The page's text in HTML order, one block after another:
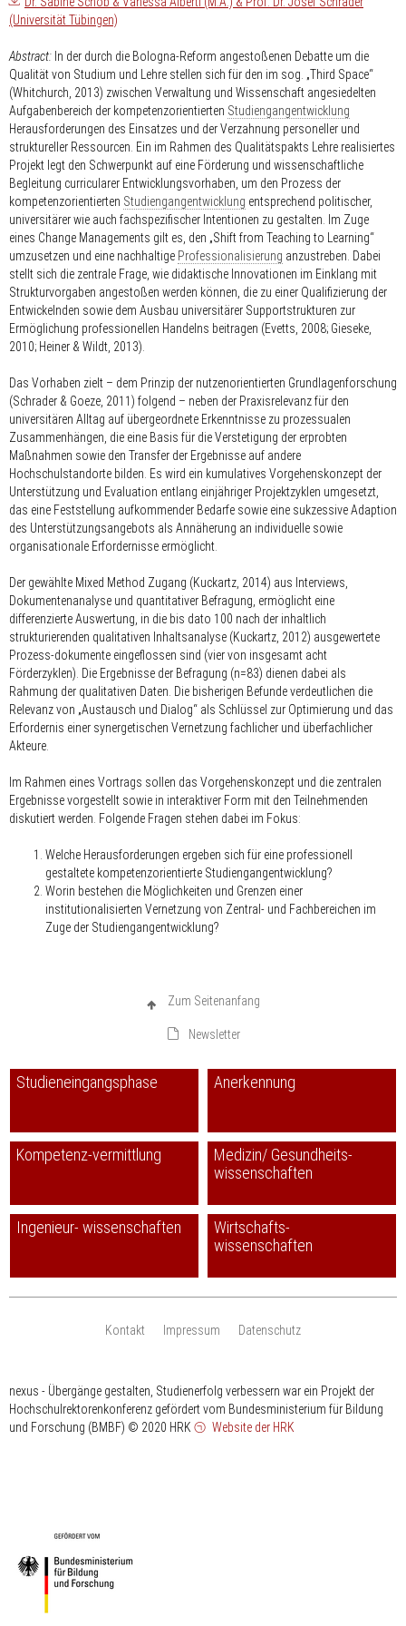
(Universität Tübingen)
Abstract: In der durch die Bologna-Reform angestoßenen Debatte um die
Qualität von Studium und Lehre stellen sich für den im sog. „Third Space“
(Whitchurch, 2013) zwischen Verwaltung und Wissenschaft angesiedelten
Aufgabenbereich der kompetenzorientierten Studiengangentwicklung
Herausforderungen des Einsatzes und der Verzahnung personeller und
struktureller Ressourcen. Ein im Rahmen des Qualitätspakts Lehre realisiertes
Projekt legt den Schwerpunkt auf eine Förderung und wissenschaftliche
Begleitung curricularer Entwicklungsvorhaben, um den Prozess der
kompetenzorientierten Studiengangentwicklung entsprechend politischer,
universitärer wie auch fachspezifischer Intentionen zu gestalten. Im Zuge
eines Change Managements gilt es, den „Shift from Teaching to Learning“
umzusetzen und eine nachhaltige Professionalisierung anzustreben. Dabei
stellt sich die zentrale Frage, wie didaktische Innovationen im Einklang mit
Strukturvorgaben angestoßen werden können, die zu einer Qualifizierung der
Entwickelnden sowie dem Ausbau universitärer Supportstrukturen zur
Ermöglichung professionellen Handelns beitragen (Evetts, 2008; Gieseke,
2010; Heiner & Wildt, 2013).
Das Vorhaben zielt – dem Prinzip der nutzenorientierten Grundlagenforschung
(Schrader & Goeze, 2011) folgend – neben der Praxisrelevanz für den
universitären Alltag auf übergeordnete Erkenntnisse zu prozessualen
Zusammenhängen, die eine Basis für die Verstetigung der erprobten
Maßnahmen sowie den Transfer der Ergebnisse auf andere
Hochschulstandorte bilden. Es wird ein kumulatives Vorgehenskonzept der
Unterstützung und Evaluation entlang einjähriger Projektzyklen umgesetzt,
das eine Feststellung aufkommender Bedarfe sowie eine sukzessive Adaption
des Unterstützungsangebots als Annäherung an individuelle sowie
organisationale Erfordernisse ermöglicht.
Der gewählte Mixed Method Zugang (Kuckartz, 2014) aus Interviews,
Dokumentenanalyse und quantitativer Befragung, ermöglicht eine
differenzierte Auswertung, in die bis dato 100 nach der inhaltlich
strukturierenden qualitativen Inhaltsanalyse (Kuckartz, 2012) ausgewertete
Prozess-dokumente eingeflossen sind (vier von insgesamt acht
Förderzyklen). Die Ergebnisse der Befragung (n=83) dienen dabei als
Rahmung der qualitativen Daten. Die bisherigen Befunde verdeutlichen die
Relevanz von „Austausch und Dialog“ als Schlüssel zur Optimierung und das
Erfordernis einer synergetischen Vernetzung fachlicher und überfachlicher
Akteure.
Im Rahmen eines Vortrags sollen das Vorgehenskonzept und die zentralen
Ergebnisse vorgestellt sowie in interaktiver Form mit den Teilnehmenden
diskutiert werden. Folgende Fragen stehen dabei im Fokus:
Welche Herausforderungen ergeben sich für eine professionell
gestaltete kompetenzorientierte Studiengangentwicklung?
Worin bestehen die Möglichkeiten und Grenzen einer
institutionalisierten Vernetzung von Zentral- und Fachbereichen im
Zuge der Studiengangentwicklung?
Zum Seitenanfang
Newsletter
Studieneingangsphase Anerkennung
Kompetenz-vermittlung
Medizin/ Gesundheits-
wissenschaften
Ingenieur- wissenschaften
Wirtschafts-
wissenschaften
Kontakt Impressum Datenschutz
nexus - Übergänge gestalten, Studienerfolg verbessern war ein Projekt der
Hochschulrektorenkonferenz gefördert vom Bundesministerium für Bildung
und Forschung (BMBF) © 2020 HRK Website der HRK